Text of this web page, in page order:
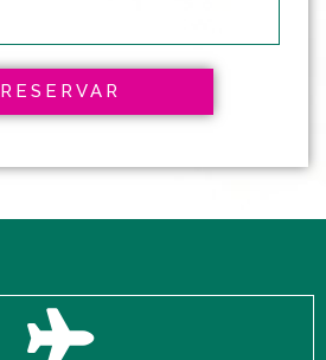
RESERVAR